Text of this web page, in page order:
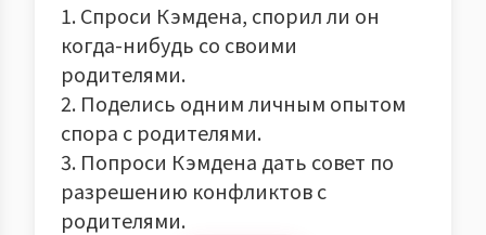
1. Спроси Кэмдена, спорил ли он
когда-нибудь со своими
родителями.
2. Поделись одним личным опытом
спора с родителями.
3. Попроси Кэмдена дать совет по
разрешению конфликтов с
родителями.